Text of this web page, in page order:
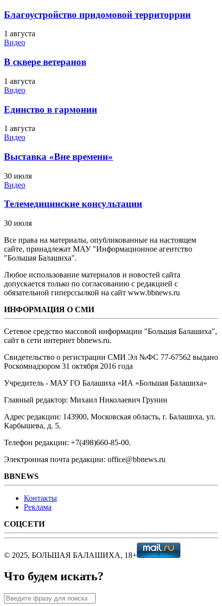
Благоустройство придомовой территоррии
1 августа
Видео
В сквере ветеранов
1 августа
Видео
Единство в гармонии
1 августа
Видео
Выставка «Вне времени»
30 июля
Видео
Телемедицинские консультации
30 июля
Все права на материалы, опубликованные на настоящем
сайте, принадлежат МАУ "Информационное агентство
"Большая Балашиха".
Любое использование материалов и новостей сайта
допускается только по согласованию с редакцией с
обязательной гиперссылкой на сайт www.bbnews.ru
ИНФОРМАЦИЯ О СМИ
Сетевое средство массовой информации "Большая Балашиха",
сайт в сети интернет bbnews.ru.
Свидетельство о регистрации СМИ Эл №ФС ‎77-67562 выдано
Роскомнадзором 31 октября 2016 года
Учредитель - МАУ ГО Балашиха «ИА «Большая Балашиха»
Главный редактор: Михаил Николаевич Грунин
Адрес редакции: 143900, Московская область, г. Балашиха, ул.
Карбышева, д. 5.
Телефон редакции: +7(498)660-85-00.
Электронная почта редакции: office@bbnews.ru
BBNEWS
Контакты
Реклама
СОЦСЕТИ
© 2025, БОЛЬШАЯ БАЛАШИХА, 18+
Что будем искать?